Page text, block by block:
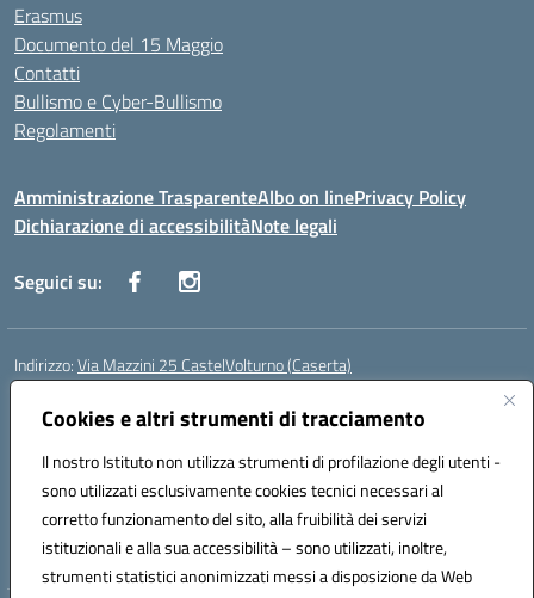
Cookies e altri strumenti di tracciamento
Il nostro Istituto non utilizza strumenti di profilazione degli utenti -
sono utilizzati esclusivamente cookies tecnici necessari al
corretto funzionamento del sito, alla fruibilità dei servizi
istituzionali e alla sua accessibilità – sono utilizzati, inoltre,
strumenti statistici anonimizzati messi a disposizione da Web
Erasmus
Documento del 15 Maggio
Contatti
Bullismo e Cyber-Bullismo
Regolamenti
Amministrazione TrasparenteAlbo on linePrivacy Policy
Dichiarazione di accessibilitàNote legali
Seguici su:
Indirizzo:Via Mazzini 25 CastelVolturno (Caserta)
Centralino:
Posta elettronica certificata (PEC):ceis014005@pec.istruzione.it
Codice fiscale: 93063510619
Codice meccanografico:CEIS014005
Codice Indice delle Pubbliche Amministrazioni (IPA): istsc_ceis014005
Codice unico di fatturazione (CUF): UOU8EW